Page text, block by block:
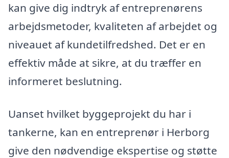
kan give dig indtryk af entreprenørens
arbejdsmetoder, kvaliteten af arbejdet og
niveauet af kundetilfredshed. Det er en
effektiv måde at sikre, at du træffer en
informeret beslutning.
Uanset hvilket byggeprojekt du har i
tankerne, kan en entreprenør i Herborg
give den nødvendige ekspertise og støtte